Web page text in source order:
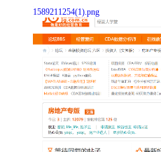
1589211254(1).png